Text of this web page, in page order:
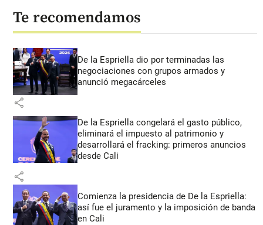
Te recomendamos
De la Espriella dio por terminadas las
negociaciones con grupos armados y
anunció megacárceles
share
De la Espriella congelará el gasto público,
eliminará el impuesto al patrimonio y
desarrollará el fracking: primeros anuncios
desde Cali
share
Comienza la presidencia de De la Espriella:
así fue el juramento y la imposición de banda
en Cali